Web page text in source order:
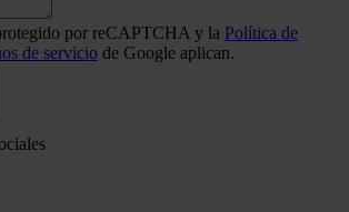
por reCAPTCHA y la Política de
de servicio de Google aplican.